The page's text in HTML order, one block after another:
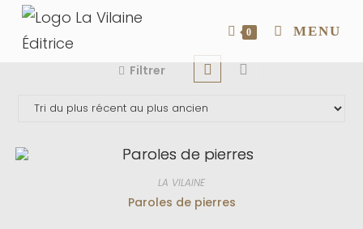
0 MENU
Filtrer
LA VILAINE
Paroles de pierres